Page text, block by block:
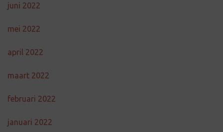
juni 2022
mei 2022
april 2022
maart 2022
februari 2022
januari 2022